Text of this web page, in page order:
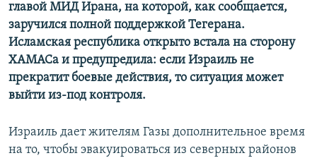
главой МИД Ирана, на которой, как сообщается,
заручился полной поддержкой Тегерана.
Исламская республика открыто встала на сторону
ХАМАСа и предупредила: если Израиль не
прекратит боевые действия, то ситуация может
выйти из-под контроля.
Израиль дает жителям Газы дополнительное время
на то, чтобы эвакуироваться из северных районов